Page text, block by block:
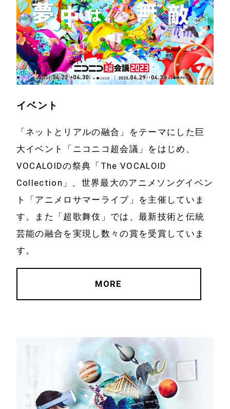
ニュース
ウェブサービス
教育サービス
ゲーム
IRニュース・IR
電子公告
2014年以前のIR
資料
採用情報
イベント
「ネットとリアルの融合」をテーマにした巨
大イベント「ニコニコ超会議」をはじめ、
VOCALOIDの祭典「The VOCALOID
Collection」、世界最大のアニメソングイベン
ト「アニメロサマーライブ」を主催していま
す。また「超歌舞伎」では、最新技術と伝統
芸能の融合を実現し数々の賞を受賞していま
す。
MORE